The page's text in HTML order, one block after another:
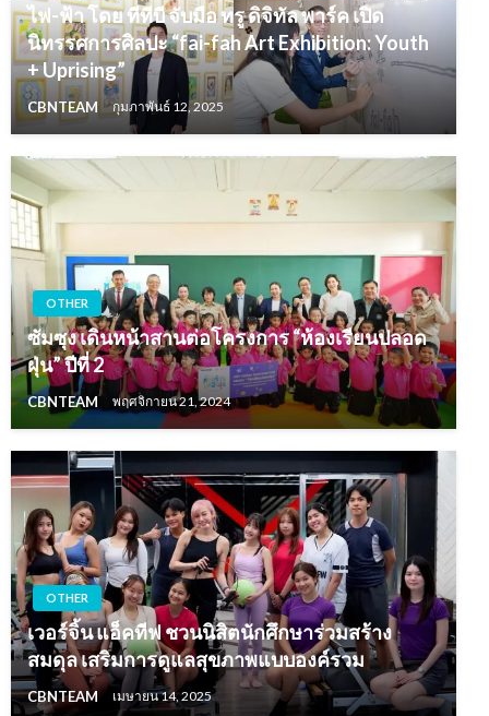
ไฟ-ฟ้า โดย ทีทีบี จับมือ ทรู ดิจิทัล พาร์ค เปิด
นิทรรศการศิลปะ “fai-fah Art Exhibition: Youth
+ Uprising”
CBNTEAM กุมภาพันธ์ 12, 2025
OTHER
ซัมซุง เดินหน้าสานต่อโครงการ “ห้องเรียนปลอด
ฝุ่น” ปีที่ 2
CBNTEAM พฤศจิกายน 21, 2024
OTHER
เวอร์จิ้น แอ็คทีฟ ชวนนิสิตนักศึกษาร่วมสร้าง
สมดุล เสริมการดูแลสุขภาพแบบองค์รวม
CBNTEAM เมษายน 14, 2025